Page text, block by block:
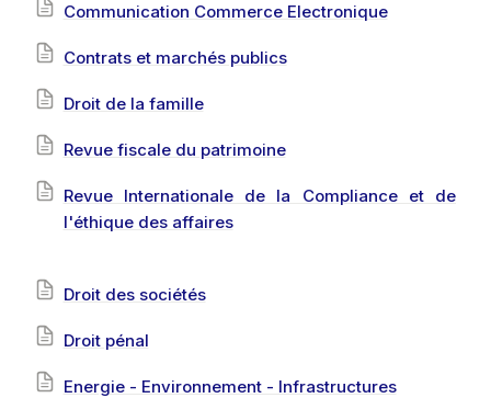
Communication Commerce Electronique
Contrats et marchés publics
Droit de la famille
Revue fiscale du patrimoine
Revue Internationale de la Compliance et de
l'éthique des affaires
Droit des sociétés
Droit pénal
Energie - Environnement - Infrastructures